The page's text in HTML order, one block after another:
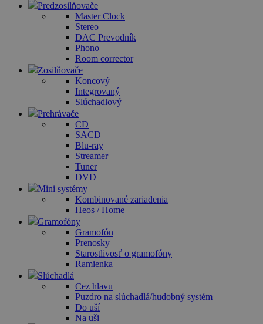
Predzosilňovače
Master Clock
Stereo
DAC Prevodník
Phono
Room corrector
Zosilňovače
Koncový
Integrovaný
Slúchadlový
Prehrávače
CD
SACD
Blu-ray
Streamer
Tuner
DVD
Mini systémy
Kombinované zariadenia
Heos / Home
Gramofóny
Gramofón
Prenosky
Starostlivosť o gramofóny
Ramienka
Slúchadlá
Cez hlavu
Puzdro na slúchadlá/hudobný systém
Do uší
Na uši